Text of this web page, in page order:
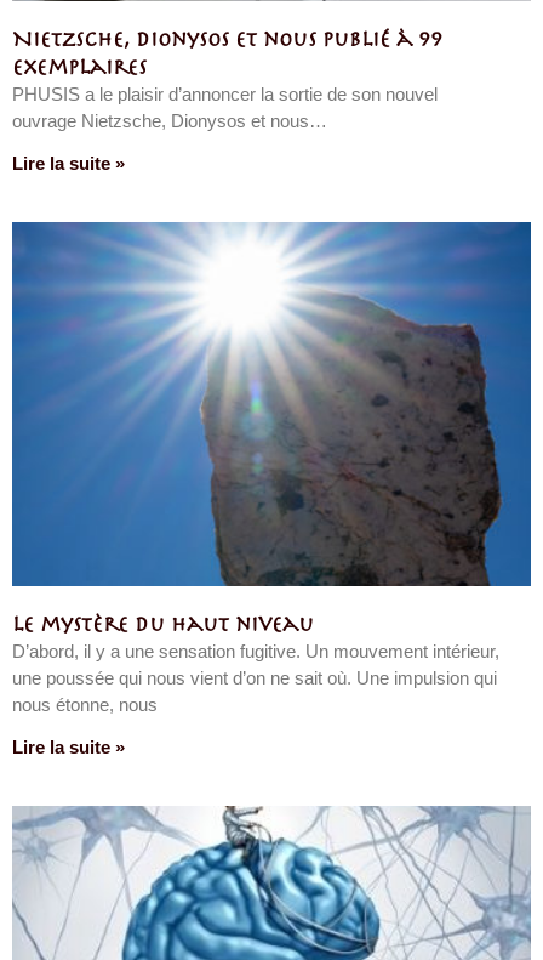
Nietzsche, Dionysos et nous publié à 99
exemplaires
PHUSIS a le plaisir d’annoncer la sortie de son nouvel
ouvrage Nietzsche, Dionysos et nous…
Lire la suite »
Le mystère du haut niveau
D’abord, il y a une sensation fugitive. Un mouvement intérieur,
une poussée qui nous vient d’on ne sait où. Une impulsion qui
nous étonne, nous
Lire la suite »